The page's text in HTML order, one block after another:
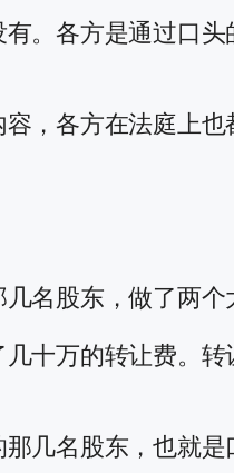
。各方是通过口
，各方在法庭上也
名股东，做了两个
十万的转让费。转
几名股东，也就